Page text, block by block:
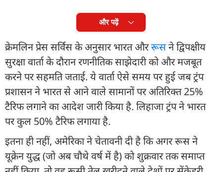
और पढ़ें
क्रेमलिन प्रेस सर्विस के अनुसार भारत औररूसने द्विपक्षीय
सुरक्षा वार्ता के दौरान रणनीतिक साझेदारी को और मजबूत
करने पर सहमति जताई. ये वार्ता ऐसे समय पर हुई जब ट्रंप
प्रशासन ने भारत से आने वाले सामानों पर अतिरिक्त 25%
टैरिफ लगाने का आदेश जारी किया है. लिहाजा ट्रंप ने भारत
पर कुल 50% टैरिफ लगाया है.
इतना ही नहीं, अमेरिका ने चेतावनी दी है कि अगर रूस ने
यूक्रेन युद्ध (जो अब चौथे वर्ष में है) को शुक्रवार तक समाप्त